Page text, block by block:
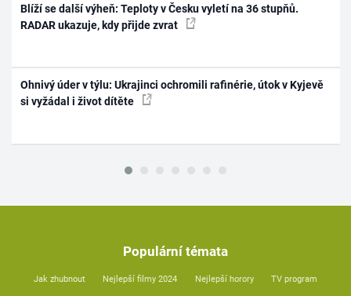
Blíží se další výheň: Teploty v Česku vyletí na 36 stupňů.
RADAR ukazuje, kdy přijde zvrat
Ohnivý úder v týlu: Ukrajinci ochromili rafinérie, útok v Kyjevě
si vyžádal i život dítěte
Populární témata
Jak zhubnout Nejlepší filmy 2024 Nejlepší horory TV program